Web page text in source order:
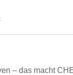
– das macht